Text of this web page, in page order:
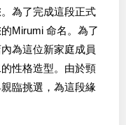
為了完成這段正式
Mirumi 命名。為了
為這位新家庭成員
性格造型。由於頸
臨挑選，為這段緣